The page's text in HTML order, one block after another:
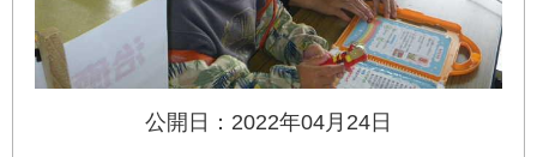
公開日：2022年04月24日